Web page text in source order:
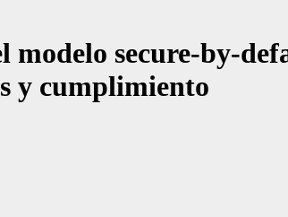
modelo secure-by-
y cumplimiento